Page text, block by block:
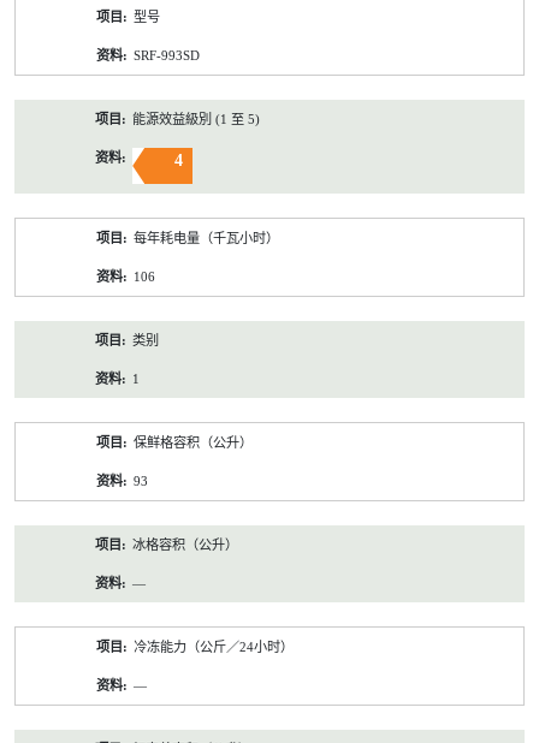
型号
SRF-993SD
能源效益級別 (1 至 5)
4
每年耗电量（千瓦小时）
106
类别
1
保鲜格容积（公升）
93
冰格容积（公升）
—
冷冻能力（公斤／24小时）
—